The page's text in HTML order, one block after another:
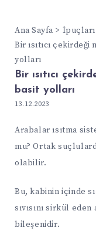
Ana Sayfa
Bir ısıtıcı
yolları
Bir ısıtıcı
basit yolları
13.12.2023
Arabalar ısıtma
mu? Ortak
olabilir.
Bu, kabinin içinde
sıvısını sirkül
bileşenidir.